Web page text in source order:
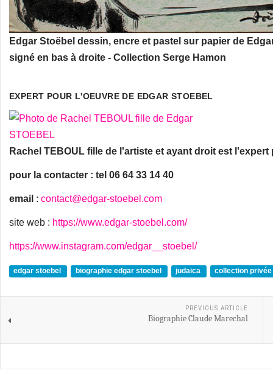
Edgar Stoëbel dessin, encre et pastel sur papier de
signé en bas à droite - Collection Serge Hamon
EXPERT POUR L'OEUVRE DE EDGAR STOEBEL
Rachel TEBOUL fille de l'artiste et ayant droit est
pour la contacter : tel 06 64 33 14 40
email : contact@edgar-stoebel.com
site web : https://www.edgar-stoebel.com/
https://www.instagram.com/edgar__stoebel/
edgar stoebel biographie edgar stoebel judaica collection
PREVIOUS ARTICLE
Biographie Claude Marechal